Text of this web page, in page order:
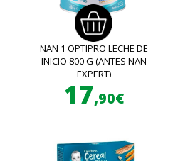
NAN 1 OPTIPRO LECHE DE
INICIO 800 G (ANTES NAN
EXPERT)
17,90€